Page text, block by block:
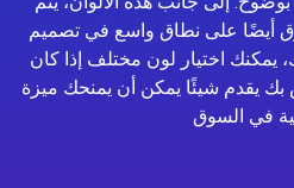
أيضًا على نطاق واسع في تصميم
يمكنك اختيار لون مختلف إذا كان
يقدم شيئًا يمكن أن يمنحك ميزة